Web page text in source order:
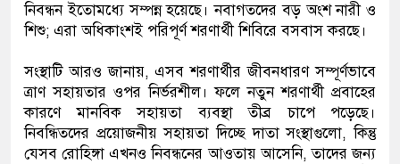
নিবন্ধন ইতোমধ্যে সম্পন্ন হয়েছে। নবাগতদের বড় অংশ নারী ও
শিশু; এরা অধিকাংশই পরিপূর্ণ শরণার্থী শিবিরে বসবাস করছে।
সংস্থাটি আরও জানায়, এসব শরণার্থীর জীবনধারণ সম্পূর্ণভাবে
ত্রাণ সহায়তার ওপর নির্ভরশীল। ফলে নতুন শরণার্থী প্রবাহের
কারণে মানবিক সহায়তা ব্যবস্থা তীব্র চাপে পড়েছে।
নিবন্ধিতদের প্রয়োজনীয় সহায়তা দিচ্ছে দাতা সংস্থাগুলো, কিন্তু
যেসব রোহিঙ্গা এখনও নিবন্ধনের আওতায় আসেনি, তাদের জন্য